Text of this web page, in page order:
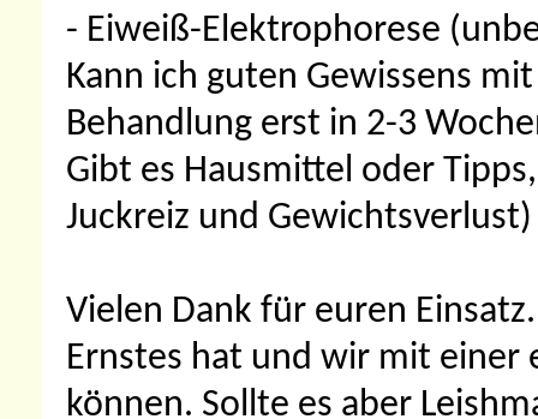
- Eiweiß-Elektrophorese
Kann ich guten Gewissens
Behandlung erst in 2-3
Gibt es Hausmittel oder
Juckreiz und
Vielen Dank für euren
Ernstes hat und wir mit einer
können. Sollte es aber